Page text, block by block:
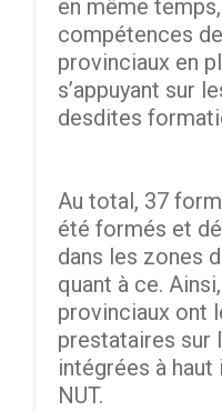
en même
compétences
provinciaux en
s’appuyant sur
desdites
Au total, 37
été formés et
dans les zones
quant à ce.
provinciaux ont
prestataires sur
intégrées à
NUT.